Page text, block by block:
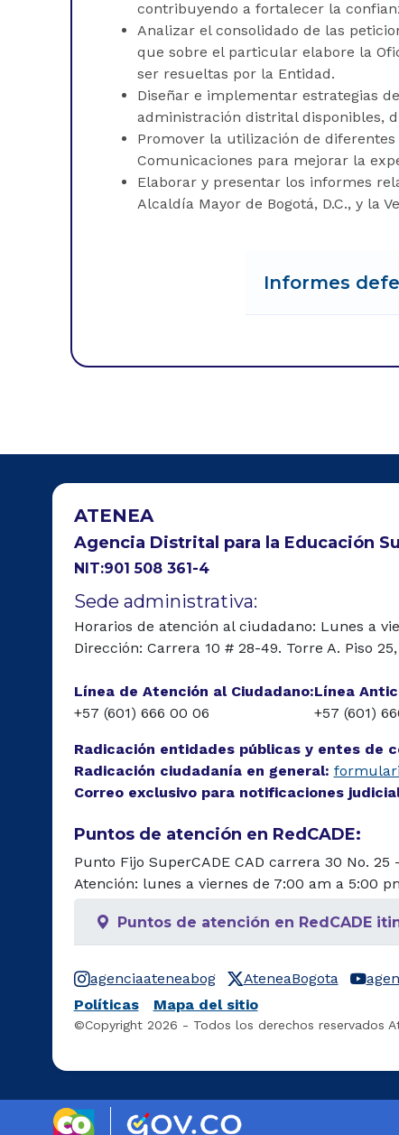
contribuyendo a fortalecer la
Analizar el consolidado de las
que sobre el particular elabore la
ser resueltas por la Entidad.
Diseñar e implementar estrategias
administración distrital disponibles,
Promover la utilización de
Comunicaciones para mejorar la
Elaborar y presentar los informes
Alcaldía Mayor de Bogotá, D.C., y la
Informes
ATENEA
Agencia Distrital para la Educación
NIT:901 508 361-4
Sede administrativa:
Horarios de atención al ciudadano: Lunes a
Dirección: Carrera 10 # 28-49. Torre A. Piso
Línea de Atención al Ciudadano:
+57 (601) 666 00 06
Línea
+57 (601)
Radicación entidades públicas y entes de
Radicación ciudadanía en general:
Correo exclusivo para notificaciones
Puntos de atención en RedCADE:
Punto Fijo SuperCADE CAD carrera 30 No. 25
Atención: lunes a viernes de 7:00 am a 5:00
Puntos de atención en RedCADE
agenciaateneabog AteneaBogota
Políticas
Mapa del sitio
©Copyright 2026 - Todos los derechos reservados
Logo marca Colombia